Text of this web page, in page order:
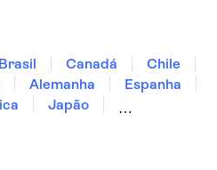
Museum of Communism
Brasil Canadá
Chile
Alemanha
Espanha
Japão